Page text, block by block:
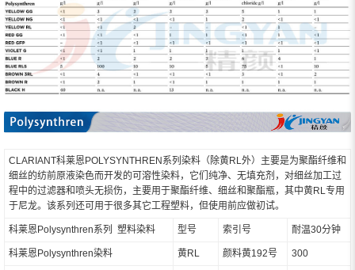
CLARIANT科莱恩POLYSYNTHREN系列染料（除黄RL外）主要是为聚酯纤维和
细丝的纺前原液染色而开发的可溶性染料，它们纯净、无填充剂，对细丝加工过
程中的过滤器和喷头无损伤，主要用于聚酯纤维、细丝和聚酯瓶，其中黄RL专用
于尼龙。该系列还可用于很多其它工程塑料，但使用前应做初试。
科莱恩Polysynthren系列 塑料染料 型号 索引号 耐温30分钟
科莱恩Polysynthren染料 黄RL 颜料黄192号 300